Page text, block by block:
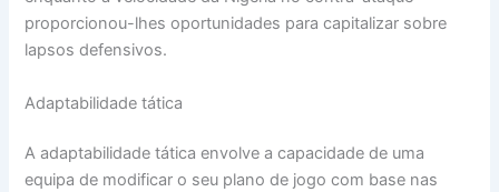
proporcionou-lhes oportunidades para capitalizar sobre
lapsos defensivos.
Adaptabilidade tática
A adaptabilidade tática envolve a capacidade de uma
equipa de modificar o seu plano de jogo com base nas